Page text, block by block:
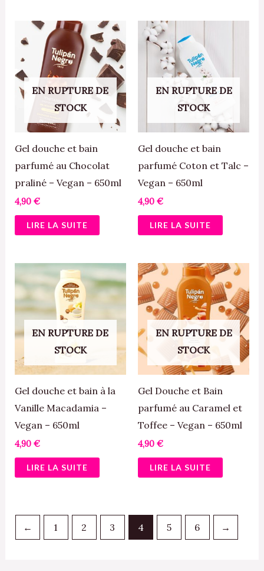
EN RUPTURE DE
STOCK
Gel douche et bain
parfumé au Chocolat
praliné – Vegan – 650ml
4,90 €
LIRE LA SUITE
EN RUPTURE DE
STOCK
Gel douche et bain
parfumé Coton et Talc –
Vegan – 650ml
4,90 €
LIRE LA SUITE
EN RUPTURE DE
STOCK
Gel douche et bain à la
Vanille Macadamia –
Vegan – 650ml
4,90 €
LIRE LA SUITE
EN RUPTURE DE
STOCK
Gel Douche et Bain
parfumé au Caramel et
Toffee – Vegan – 650ml
4,90 €
LIRE LA SUITE
← 1 2 3 4 5 6 →